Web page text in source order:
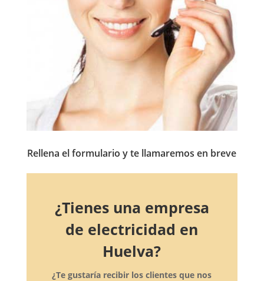
Rellena el formulario y te llamaremos en breve
¿Tienes una empresa
de electricidad en
Huelva?
¿Te gustaría recibir los clientes que nos